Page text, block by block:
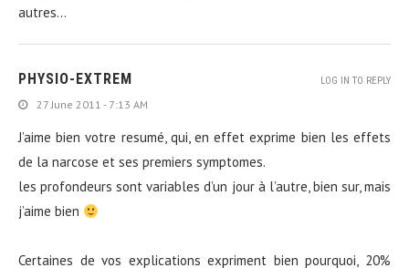
autres…
PHYSIO-EXTREM
27 June 2011 - 7:13 AM
J’aime bien votre resumé, qui, en effet exprime bien les effets
de la narcose et ses premiers symptomes.
les profondeurs sont variables d’un jour à l’autre, bien sur, mais
j’aime bien
Certaines de vos explications expriment bien pourquoi, 20%
LOG IN TO REPLY